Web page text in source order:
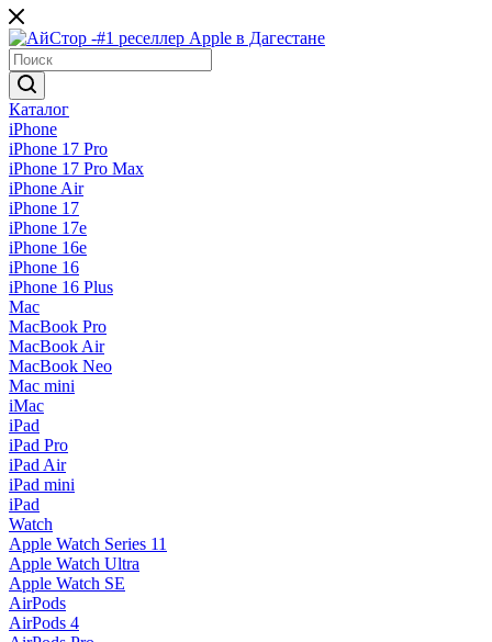
Каталог
iPhone
iPhone 17 Pro
iPhone 17 Pro Max
iPhone Air
iPhone 17
iPhone 17e
iPhone 16e
iPhone 16
iPhone 16 Plus
Mac
MacBook Pro
MacBook Air
MacBook Neo
Mac mini
iMac
iPad
iPad Pro
iPad Air
iPad mini
iPad
Watch
Apple Watch Series 11
Apple Watch Ultra
Apple Watch SE
AirPods
AirPods 4